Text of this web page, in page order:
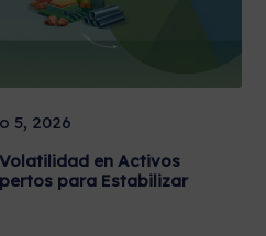
5, 2026
en Activos
para Estabilizar